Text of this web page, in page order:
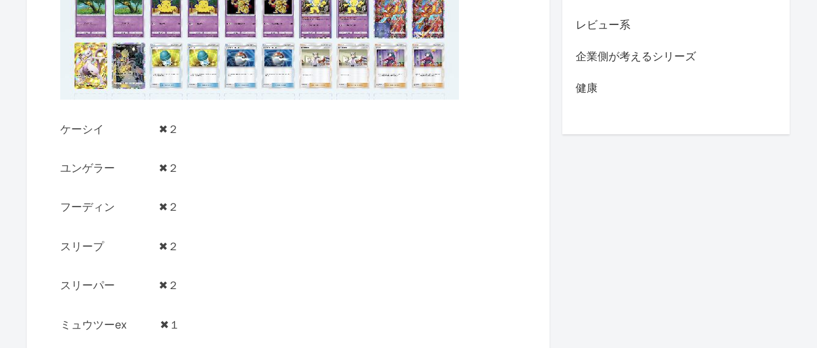
ケーシイ ✖︎２
ユンゲラー ✖︎２
フーディン ✖︎２
スリープ ✖︎２
スリーパー ✖︎２
ミュウツーex ✖︎１
レビュー系
企業側が考えるシリーズ
健康